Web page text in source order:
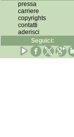
pressa
carriere
copyrights
contatti
aderisci
Seguici: